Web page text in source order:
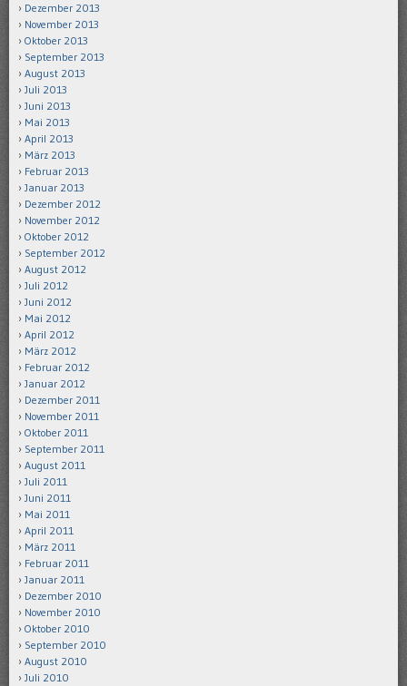
Dezember 2013
November 2013
Oktober 2013
September 2013
August 2013
Juli 2013
Juni 2013
Mai 2013
April 2013
März 2013
Februar 2013
Januar 2013
Dezember 2012
November 2012
Oktober 2012
September 2012
August 2012
Juli 2012
Juni 2012
Mai 2012
April 2012
März 2012
Februar 2012
Januar 2012
Dezember 2011
November 2011
Oktober 2011
September 2011
August 2011
Juli 2011
Juni 2011
Mai 2011
April 2011
März 2011
Februar 2011
Januar 2011
Dezember 2010
November 2010
Oktober 2010
September 2010
August 2010
Juli 2010